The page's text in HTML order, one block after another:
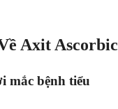
Axit Ascorbic
mắc bệnh tiểu